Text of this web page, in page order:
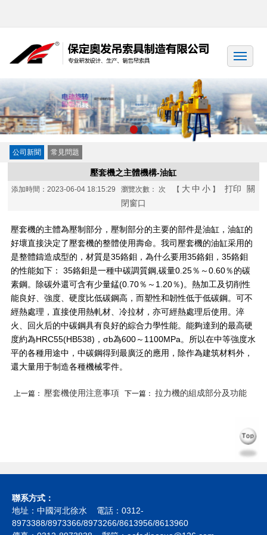
公司新聞 常見問題
壓套機之主體機構-油缸
添加時間：2023-06-04 18:15:29 瀏覽次數： 次 【 大 中 小 】打印
關
閉窗口
壓套機的主體為壓制部分，壓制部分的主要的部件是油缸，油缸的
好壞直接決定了壓套機的整體使用壽命。我司壓套機的油缸采用的
是整體鑄造成型的，材質是35鉻鉬，為什么要用35鉻鉬，35鉻鉬
的性能如下： 35鉻鉬是一種中碳調質鋼,碳量0.25％～0.60％的碳
素鋼。除碳外還可含有少量錳(0.70％～1.20％)。熱加工及切削性
能良好、強度、硬度比低碳鋼高，而塑性和韌性低于低碳鋼。可不
經熱處理，直接使用熱軋材、冷拉材，亦可經熱處理后使用。淬
火、回火后的中碳鋼具有良好的綜合力學性能。能夠達到的最高硬
度約為HRC55(HB538)，σb為600～1100MPa。所以在中等強度水
平的各種用途中，中碳鋼得到最廣泛的應用，除作為建筑材料外，
還大量用于制造各種機械零件。
上一篇： 壓套機使用注意事項 下一篇： 拉力機的組成部分及功能
聯系方式：
地址：中國河北徐水 電話：0312-
8973388/8973366/8973266/8613956/8613960